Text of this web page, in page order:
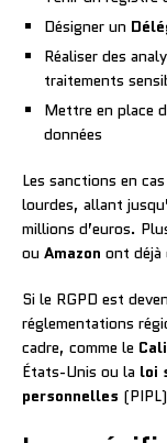
Désigner un
Réaliser des
traitements
Mettre en place
données
Les sanctions en
lourdes, allant
millions d’euros.
ou Amazon ont déjà
Si le RGPD est
réglementations
cadre, comme le
États-Unis ou la loi
personnelles